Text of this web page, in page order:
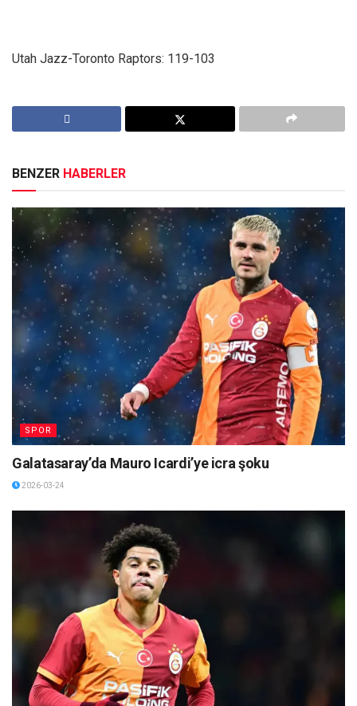
Utah Jazz-Toronto Raptors: 119-103
BENZER HABERLER
SPOR
Galatasaray’da Mauro Icardi’ye icra şoku
2026-03-24